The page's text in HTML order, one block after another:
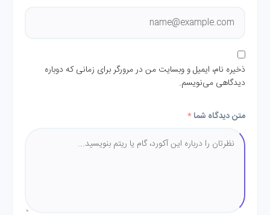
ذخیره نام، ایمیل و وبسایت من در مرورگر برای زمانی که دوباره
دیدگاهی می‌نویسم.
متن دیدگاه شما*